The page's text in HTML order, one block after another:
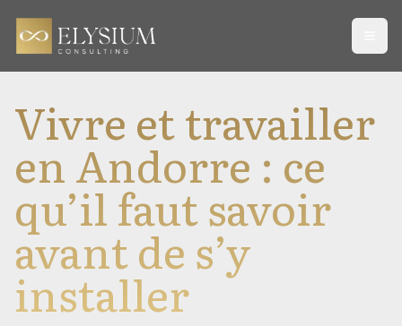
Vivre et travailler
en Andorre : ce
qu’il faut savoir
avant de s’y
installer